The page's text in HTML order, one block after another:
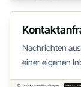
Nachrichten
einer eigenen